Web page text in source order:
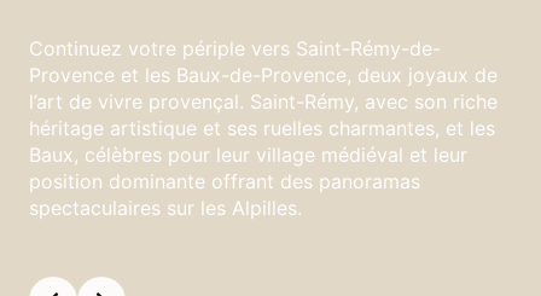
Continuez votre périple vers Saint-Rémy-de-
Provence et les Baux-de-Provence, deux joyaux de
l’art de vivre provençal. Saint-Rémy, avec son riche
héritage artistique et ses ruelles charmantes, et les
Baux, célèbres pour leur village médiéval et leur
position dominante offrant des panoramas
spectaculaires sur les Alpilles.